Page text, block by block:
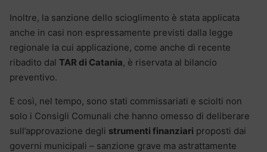
Inoltre, la sanzione dello scioglimento è stata applicata
anche in casi non espressamente previsti dalla legge
regionale la cui applicazione, come anche di recente
ribadito dal TAR di Catania, è riservata al bilancio
preventivo.
E così, nel tempo, sono stati commissariati e sciolti non
solo i Consigli Comunali che hanno omesso di deliberare
sull’approvazione degli strumenti finanziari proposti dai
governi municipali – sanzione grave ma astrattamente